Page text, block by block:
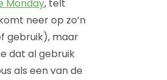
Monday, telt
neer op zo’n
gebruik), maar
dat al gebruik
als een van de